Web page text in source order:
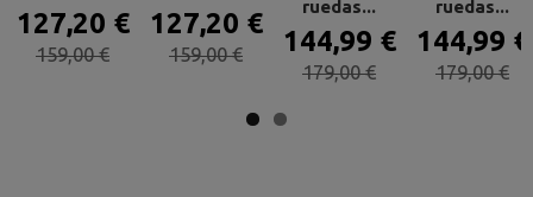
127,20 €
159,00 €
127,20 €
159,00 €
ruedas...
144,99 €
179,00 €
ruedas...
144,99 €
179,00 €